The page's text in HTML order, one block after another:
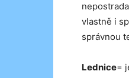
vlastně i
správnou
Lednice=